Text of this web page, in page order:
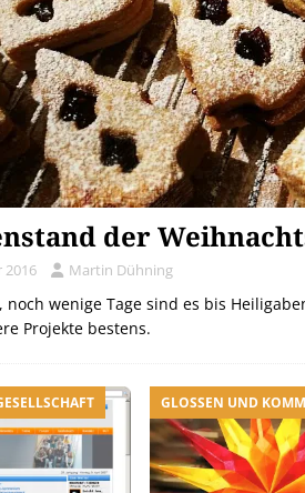
der
2016 Martin Dühning
noch wenige Tage sind es bis
Projekte bestens.
GLOSSEN UND